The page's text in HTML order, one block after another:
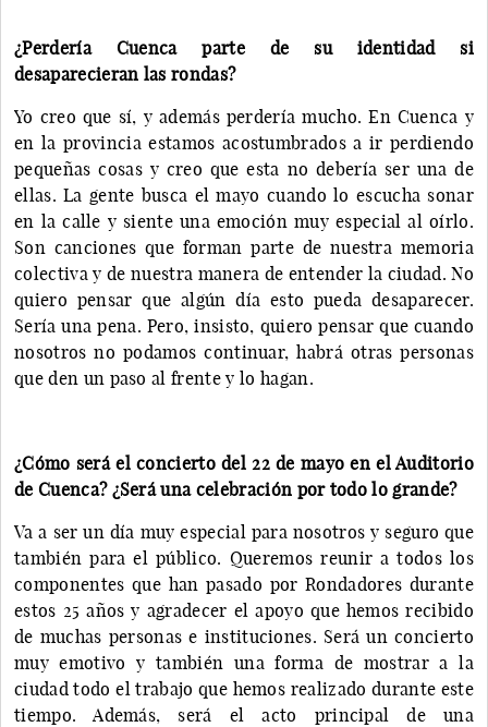
¿Perdería Cuenca parte de su identidad si
desaparecieran las rondas?
Yo creo que sí, y además perdería mucho. En Cuenca y
en la provincia estamos acostumbrados a ir perdiendo
pequeñas cosas y creo que esta no debería ser una de
ellas. La gente busca el mayo cuando lo escucha sonar
en la calle y siente una emoción muy especial al oírlo.
Son canciones que forman parte de nuestra memoria
colectiva y de nuestra manera de entender la ciudad. No
quiero pensar que algún día esto pueda desaparecer.
Sería una pena. Pero, insisto, quiero pensar que cuando
nosotros no podamos continuar, habrá otras personas
que den un paso al frente y lo hagan.
¿Cómo será el concierto del 22 de mayo en el Auditorio
de Cuenca? ¿Será una celebración por todo lo grande?
Va a ser un día muy especial para nosotros y seguro que
también para el público. Queremos reunir a todos los
componentes que han pasado por Rondadores durante
estos 25 años y agradecer el apoyo que hemos recibido
de muchas personas e instituciones. Será un concierto
muy emotivo y también una forma de mostrar a la
ciudad todo el trabajo que hemos realizado durante este
tiempo. Además, será el acto principal de una